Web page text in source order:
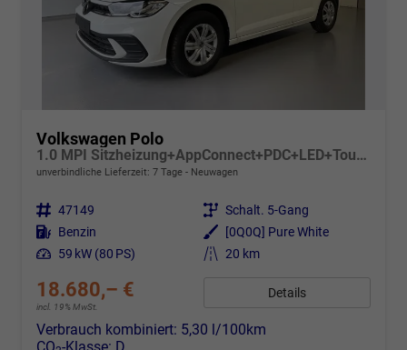
Volkswagen Polo
1.0 MPI Sitzheizung+AppConnect+PDC+LED+Touch+Lichtsensor+MultiLenkrad
unverbindliche Lieferzeit: 7 Tage Neuwagen
Fahrzeugnr. 47149 Getriebe Schalt. 5-Gang
Kraftstoff Benzin Außenfarbe [0Q0Q] Pure White
Leistung 59 kW (80 PS) Kilometerstand 20 km
18.680,– €
incl. 19% MwSt.
Details
Verbrauch kombiniert: 5,30 l/100km
CO -Klasse: D